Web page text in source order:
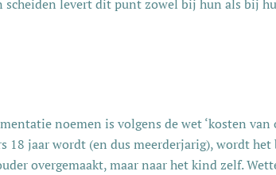
scheiden levert dit punt zowel bij hun als bij
noemen is volgens de wet ‘kosten van
18 jaar wordt (en dus meerderjarig), wordt
overgemaakt, maar naar het kind zelf.